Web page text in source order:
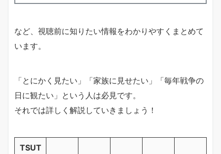
など、視聴前に知りたい情報をわかりやすくまとめて
います。
「とにかく見たい」「家族に見せたい」「毎年戦争の
日に観たい」という人は必見です。
それでは詳しく解説していきましょう！
TSUT